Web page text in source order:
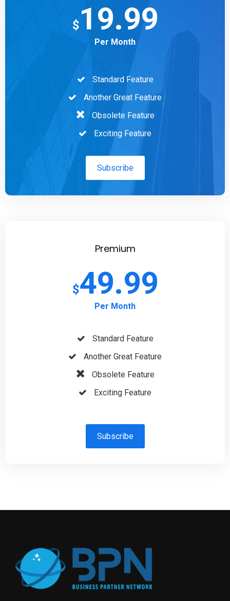
$19.99
Per Month
Standard Feature
Another Great Feature
Obsolete Feature
Exciting Feature
Subscribe
Premium
$49.99
Per Month
Standard Feature
Another Great Feature
Obsolete Feature
Exciting Feature
Subscribe